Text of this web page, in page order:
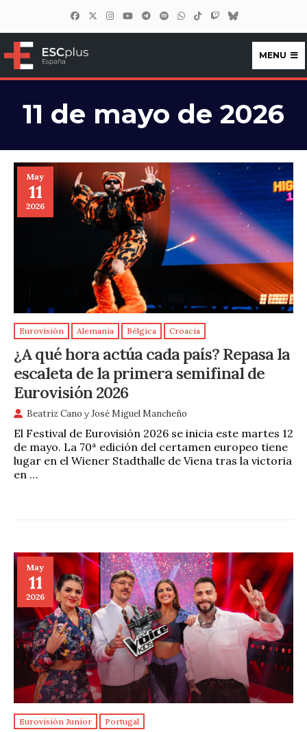
ESCplus España
MENU
11 de mayo de 2026
May
11
2026
Eurovisión Alemania Bélgica Croacia
¿A qué hora actúa cada país? Repasa la
escaleta de la primera semifinal de
Eurovisión 2026
Beatriz Cano yJosé Miguel Mancheño
El Festival de Eurovisión 2026 se inicia este martes 12
de mayo. La 70ª edición del certamen europeo tiene
lugar en el Wiener Stadthalle de Viena tras la victoria
en …
May
11
2026
Eurovisión Junior Portugal